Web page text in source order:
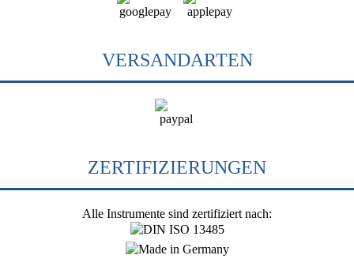
VERSANDARTEN
ZERTIFIZIERUNGEN
Alle Instrumente sind zertifiziert nach: